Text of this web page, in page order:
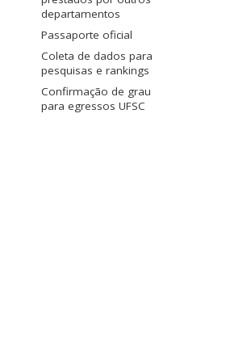
departamentos
Passaporte oficial
Coleta de dados para
pesquisas e rankings
Confirmação de grau
para egressos UFSC